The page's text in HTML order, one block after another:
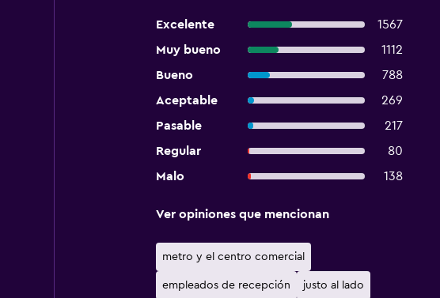
Excelente
1567
Muy bueno
1112
Bueno
788
Aceptable
269
Pasable
217
Regular
80
Malo
138
Ver opiniones que mencionan
metro y el centro comercial
empleados de recepción justo al lado